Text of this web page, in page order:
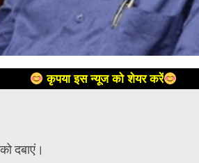
कृपया इस न्यूज को शेयर करें